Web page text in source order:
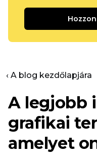
‹ A blog kezdőlapjára
A legjobb
grafikai
amelyet